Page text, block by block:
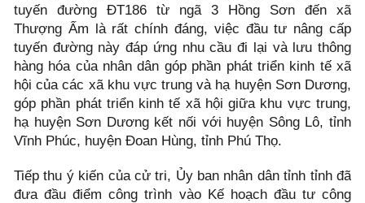
tuyến đường ĐT186 từ ngã 3 Hồng Sơn đến xã
Thượng Ấm là rất chính đáng, việc đầu tư nâng cấp
tuyến đường này đáp ứng nhu cầu đi lại và lưu thông
hàng hóa của nhân dân góp phần phát triển kinh tế xã
hội của các xã khu vực trung và hạ huyện Sơn Dương,
góp phần phát triển kinh tế xã hội giữa khu vực trung,
hạ huyện Sơn Dương kết nối với huyện Sông Lô, tỉnh
Vĩnh Phúc, huyện Đoan Hùng, tỉnh Phú Thọ.
Tiếp thu ý kiến của cử tri, Ủy ban nhân dân tỉnh tỉnh đã
đưa đầu điểm công trình vào Kế hoạch đầu tư công